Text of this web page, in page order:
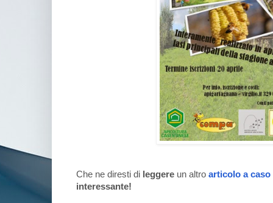
Che ne diresti di leggere un altro articolo a caso
interessante!